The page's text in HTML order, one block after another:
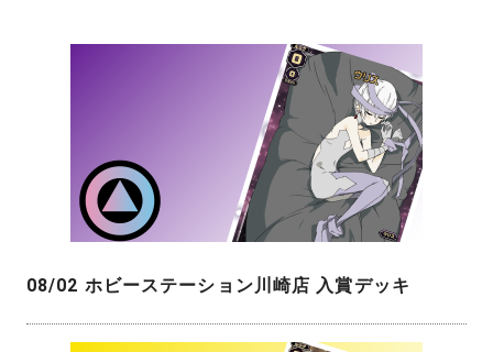
08/02 ホビーステーション川崎店 入賞デッキ